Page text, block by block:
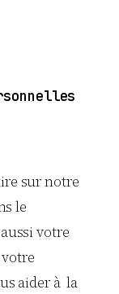
sur notre
le
votre
aider à la